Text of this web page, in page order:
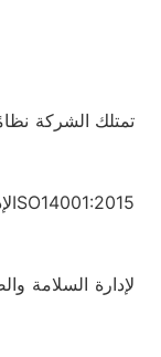
تمتلك الشركة